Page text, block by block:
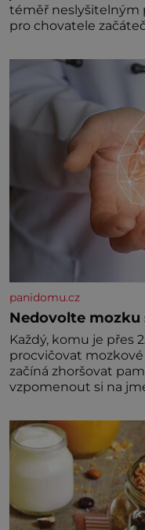
téměř neslyšitelným
pro chovatele
Hodně času tráví na
Jeho domovinou je
výjimkou pobřežní
panidomu.cz
Nedovolte
Každý, komu je přes
procvičovat
začíná zhoršovat
vzpomenout si na
nedávno přečetli. Je
kdyby se paměť